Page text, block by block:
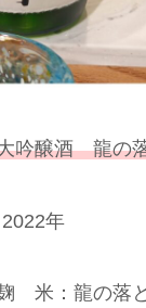
吟醸酒 龍の
年
麹 米：龍の